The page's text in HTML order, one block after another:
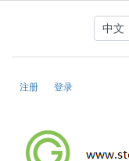
注册 登录